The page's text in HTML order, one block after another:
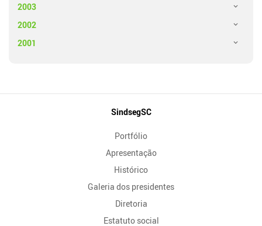
2003
2002
2001
SindsegSC
Portfólio
Apresentação
Histórico
Galeria dos presidentes
Diretoria
Estatuto social